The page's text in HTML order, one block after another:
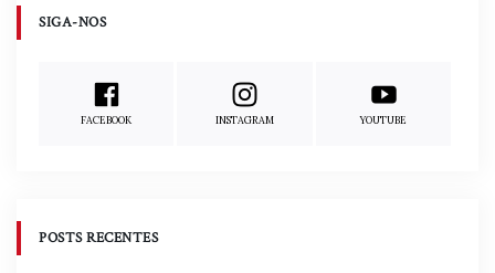
SIGA-NOS
FACEBOOK INSTAGRAM YOUTUBE
POSTS RECENTES